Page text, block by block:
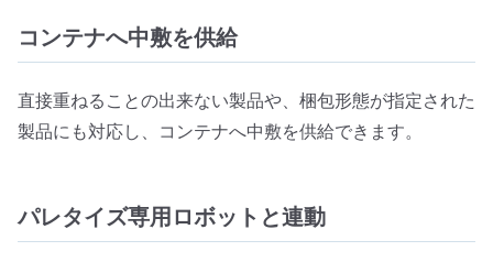
コンテナへ中敷を供給
直接重ねることの出来ない製品や、梱包形態が指定された
製品にも対応し、コンテナへ中敷を供給できます。
パレタイズ専用ロボットと連動